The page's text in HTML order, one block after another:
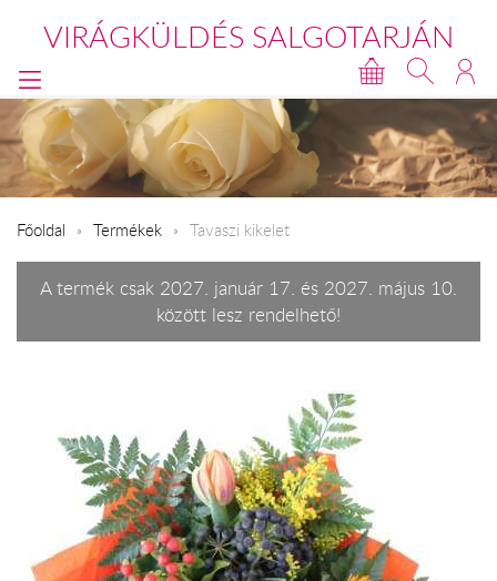
VIRÁGKÜLDÉS SALGOTARJÁN
Főoldal Termékek Tavaszi kikelet
A termék csak 2027. január 17. és 2027. május 10.
között lesz rendelhető!